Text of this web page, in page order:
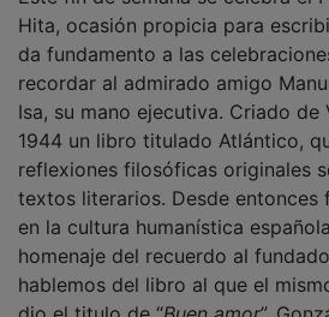
Este fin de semana se celebra el
Hita, ocasión propicia para
da fundamento a las
recordar al admirado amigo
Isa, su mano ejecutiva. Criado de
1944 un libro titulado Atlántico,
reflexiones filosóficas originales
textos literarios. Desde entonces
en la cultura humanística
homenaje del recuerdo al
hablemos del libro al que el